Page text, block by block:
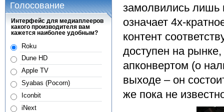
замолвились лишь
означает 4х-
контент
доступен на
апконвертом (о
выходе – он
же пока не
Голосование
Интерфейс для медиаплееров
какого производителя вам
кажется наиболее удобным?
Roku
Dune HD
Apple TV
Syabas (Pocorn)
Iconbit
iNext